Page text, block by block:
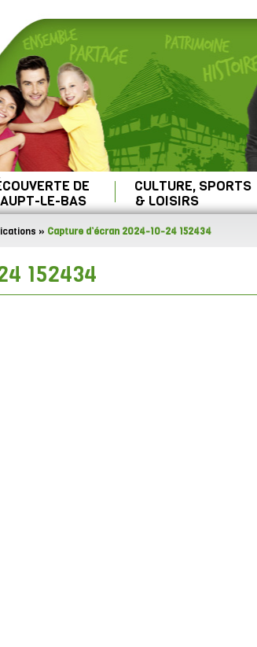
DE
LE-BAS
CULTURE, SPORTS
& LOISIRS
» Capture d’écran 2024-10-24 152434
152434